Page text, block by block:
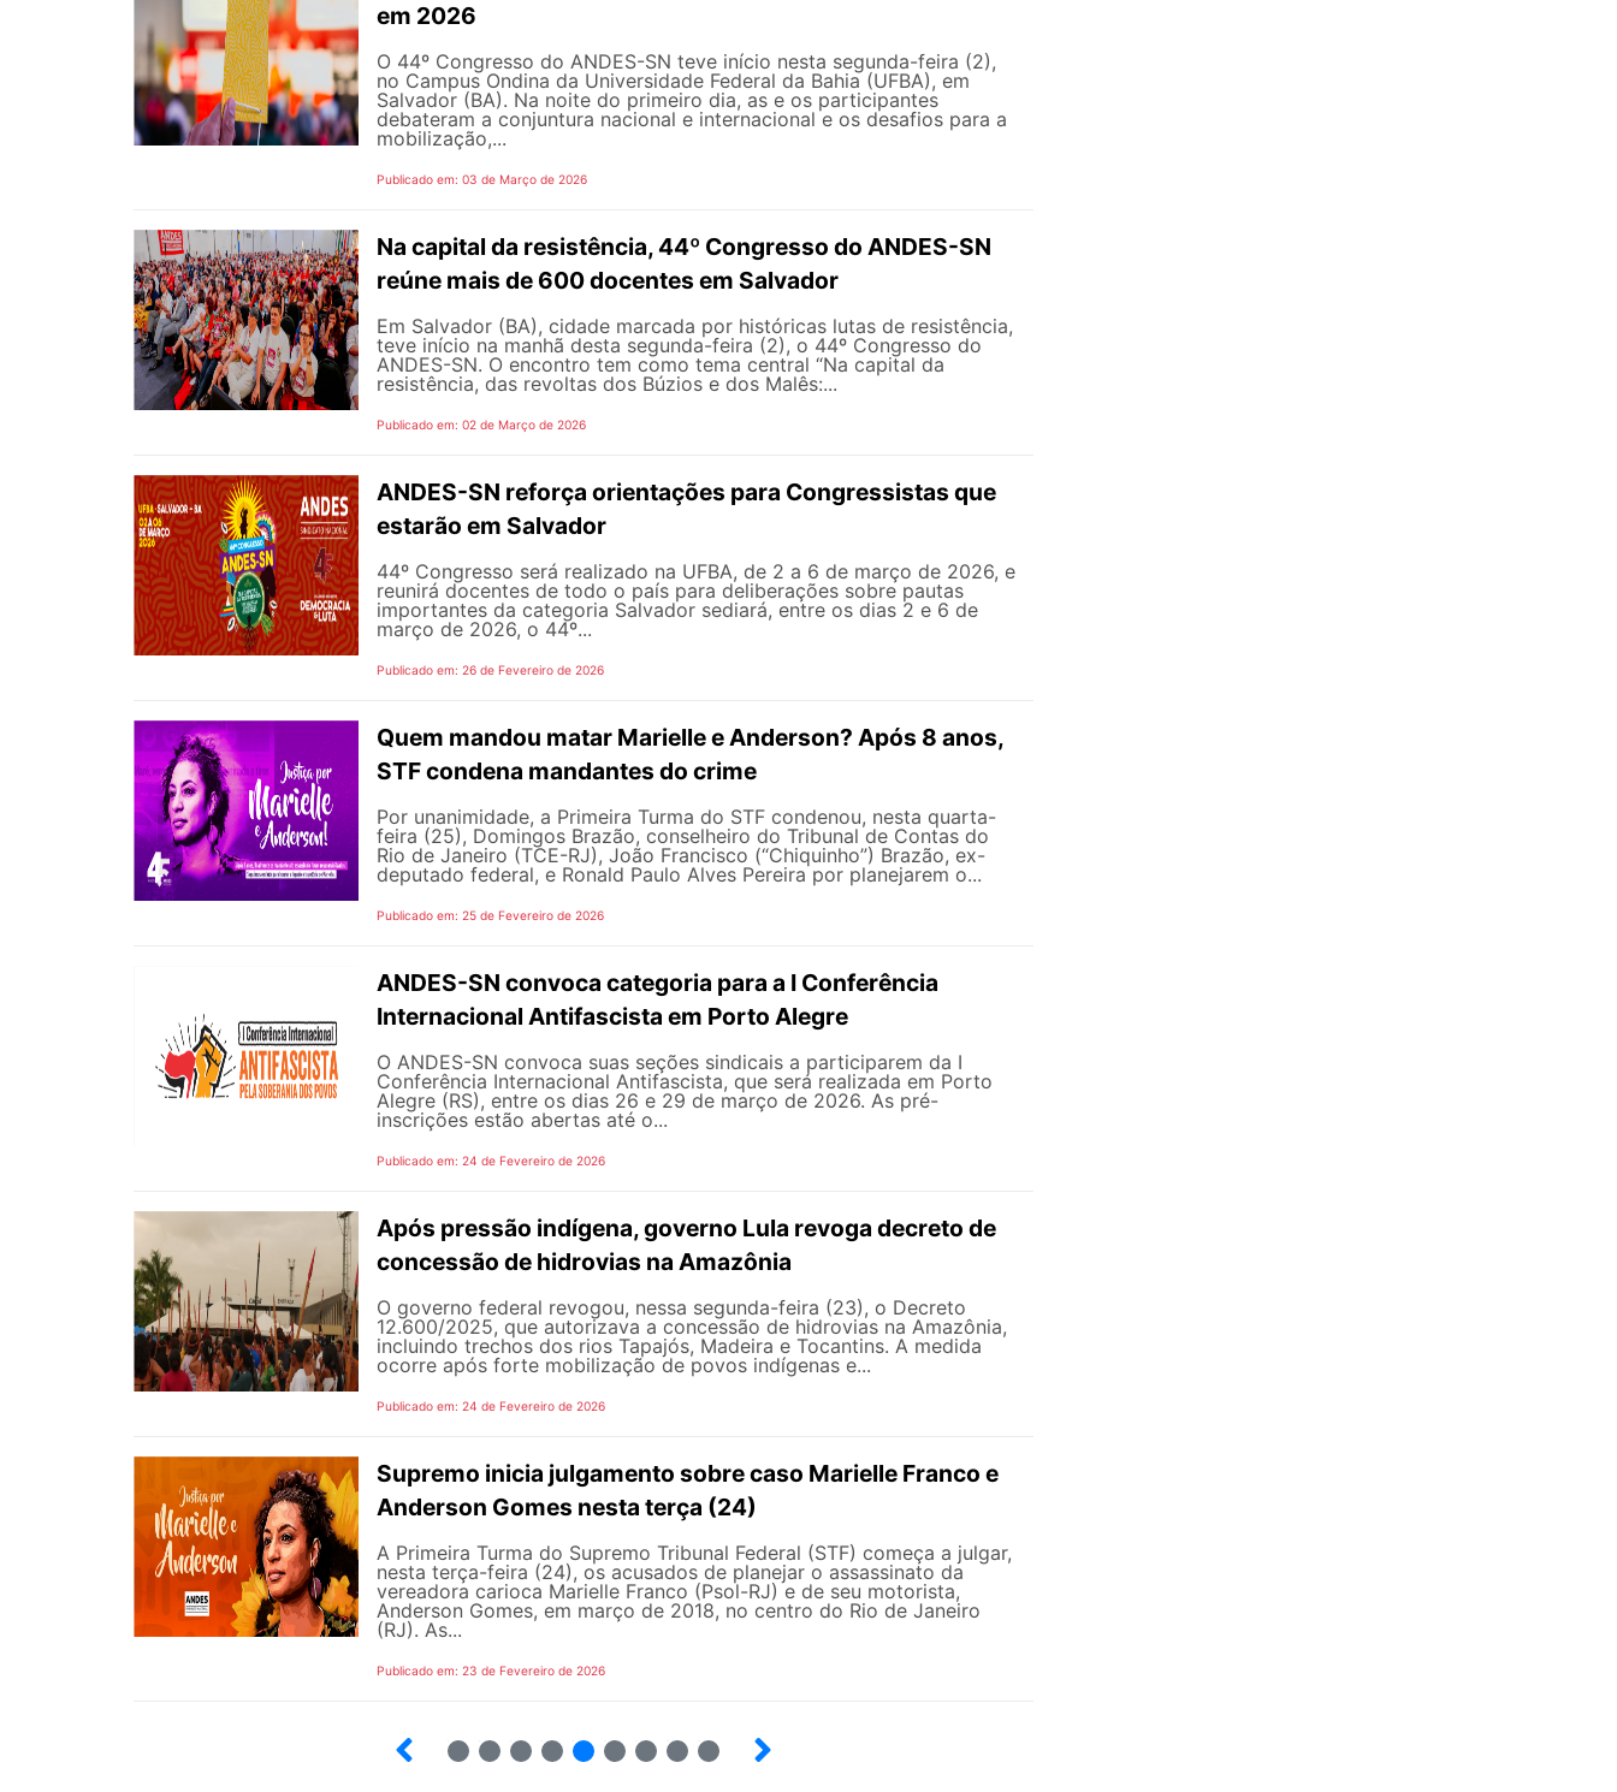
em 2026
O 44º Congresso do ANDES-SN teve início nesta segunda-feira (2),
no Campus Ondina da Universidade Federal da Bahia (UFBA), em
Salvador (BA). Na noite do primeiro dia, as e os participantes
debateram a conjuntura nacional e internacional e os desafios para a
mobilização,...
Publicado em: 03 de Março de 2026
Na capital da resistência, 44º Congresso do ANDES-SN
reúne mais de 600 docentes em Salvador
Em Salvador (BA), cidade marcada por históricas lutas de resistência,
teve início na manhã desta segunda-feira (2), o 44º Congresso do
ANDES-SN. O encontro tem como tema central “Na capital da
resistência, das revoltas dos Búzios e dos Malês:...
Publicado em: 02 de Março de 2026
ANDES-SN reforça orientações para Congressistas que
estarão em Salvador
44º Congresso será realizado na UFBA, de 2 a 6 de março de 2026, e
reunirá docentes de todo o país para deliberações sobre pautas
importantes da categoria Salvador sediará, entre os dias 2 e 6 de
março de 2026, o 44º...
Publicado em: 26 de Fevereiro de 2026
Quem mandou matar Marielle e Anderson? Após 8 anos,
STF condena mandantes do crime
Por unanimidade, a Primeira Turma do STF condenou, nesta quarta-
feira (25), Domingos Brazão, conselheiro do Tribunal de Contas do
Rio de Janeiro (TCE-RJ), João Francisco (“Chiquinho”) Brazão, ex-
deputado federal, e Ronald Paulo Alves Pereira por planejarem o...
Publicado em: 25 de Fevereiro de 2026
ANDES-SN convoca categoria para a I Conferência
Internacional Antifascista em Porto Alegre
O ANDES-SN convoca suas seções sindicais a participarem da I
Conferência Internacional Antifascista, que será realizada em Porto
Alegre (RS), entre os dias 26 e 29 de março de 2026. As pré-
inscrições estão abertas até o...
Publicado em: 24 de Fevereiro de 2026
Após pressão indígena, governo Lula revoga decreto de
concessão de hidrovias na Amazônia
O governo federal revogou, nessa segunda-feira (23), o Decreto
12.600/2025, que autorizava a concessão de hidrovias na Amazônia,
incluindo trechos dos rios Tapajós, Madeira e Tocantins. A medida
ocorre após forte mobilização de povos indígenas e...
Publicado em: 24 de Fevereiro de 2026
Supremo inicia julgamento sobre caso Marielle Franco e
Anderson Gomes nesta terça (24)
A Primeira Turma do Supremo Tribunal Federal (STF) começa a julgar,
nesta terça-feira (24), os acusados de planejar o assassinato da
vereadora carioca Marielle Franco (Psol-RJ) e de seu motorista,
Anderson Gomes, em março de 2018, no centro do Rio de Janeiro
(RJ). As...
Publicado em: 23 de Fevereiro de 2026